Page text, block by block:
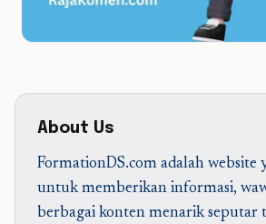
About Us
FormationDS.com adalah website
untuk memberikan informasi,
berbagai konten menarik seputar